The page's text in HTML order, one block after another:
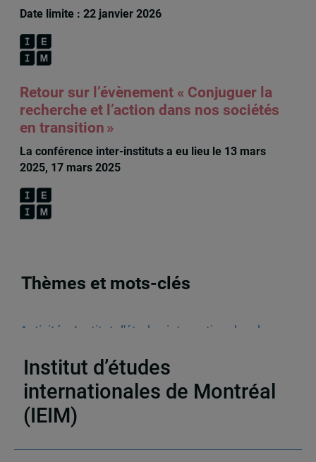
Date limite : 22 janvier 2026
Retour sur l’évènement « Conjuguer la
recherche et l’action dans nos sociétés
en transition »
La conférence inter-instituts a eu lieu le 13 mars
2025, 17 mars 2025
Thèmes et mots-clés
Activités
Institut d'études internationales de
Institut d’études
internationales de Montréal
(IEIM)